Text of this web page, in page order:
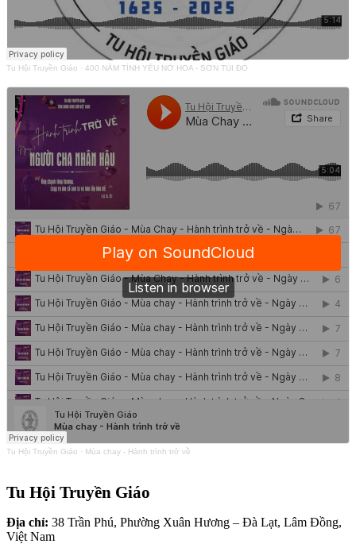
Tu Hội Truyền Giáo · 400 NĂM TÌNH YÊU NỞ HOA - SƠN TÚI ĐỎ
Tu Hội Truyền Giáo · Mùa chay - Hành trình trở về
Tu Hội Truyền Giáo
Địa chỉ: 38 Trần Phú, Phường Xuân Hương – Đà Lạt, Lâm Đồng,
Việt Nam